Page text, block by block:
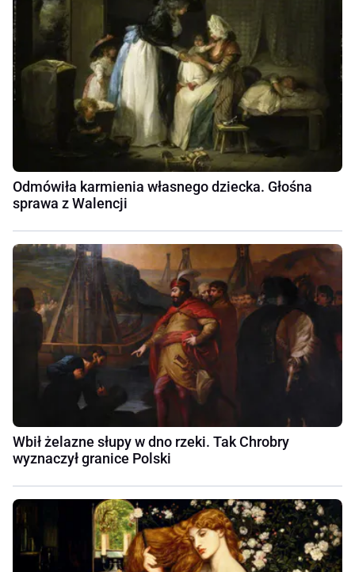
Odmówiła karmienia własnego dziecka. Głośna
sprawa z Walencji
Wbił żelazne słupy w dno rzeki. Tak Chrobry
wyznaczył granice Polski